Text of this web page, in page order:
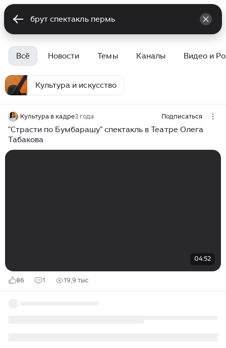
Всё Новости Темы Каналы Видео и
Культура и искусство
Культура в кадре3 года Подписаться
"Страсти по Бумбарашу" спектакль в Театре Олега
Табакова
04:52
86 1 19,9 тыс